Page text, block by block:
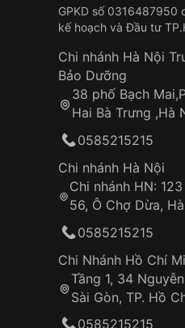
GPKD số 0316487950
kế hoạch và Đầu tư
Chi nhánh Hà Nội
Bảo Dưỡng
38 phố Bạch
Hai Bà Trưng ,Hà
0585215215
Chi nhánh Hà Nội
Chi nhánh HN:
56, Ô Chợ Dừa,
0585215215
Chi Nhánh Hồ Chí
Tầng 1, 34
Sài Gòn, TP. Hồ
0585215215